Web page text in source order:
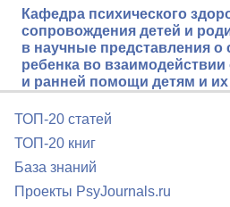
Кафедра психического
сопровождения детей и
в научные представления о
ребенка во
и ранней помощи детям и
ТОП-20 статей
ТОП-20 книг
База знаний
Проекты PsyJournals.ru